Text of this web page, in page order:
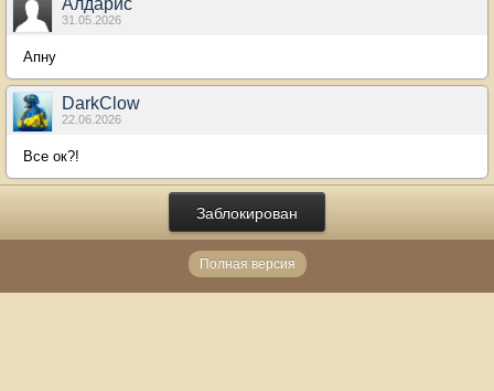
Алдарис
31.05.2026
Апну
DarkClow
22.06.2026
Все ок?!
Заблокирован
Полная версия